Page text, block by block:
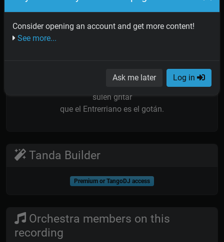
Consider opening an account and get more content!
See more...
Ask me later Log in
me dio la vida
y alguna herida
haciendo cortes
sulen gritar
que el Entrerriano es el gotán.
Tanda Builder
Premium or TangoDJ access
Orchestra members on this
recording